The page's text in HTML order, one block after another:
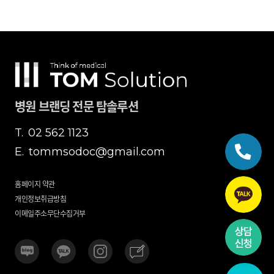
병원 브랜딩 전문 탐솔루션
T. 02 562 1123
E. tommsodoc@gmail.com
홈페이지 약관
개인정보취급방침
이메일주소무단수집거부